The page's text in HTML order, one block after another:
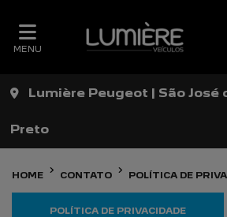
MENU
Preto
HOME CONTATO POLÍTICA DE
POLÍTICA DE PRIVACIDADE